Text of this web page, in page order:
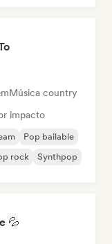
Música country
impacto
Pop bailable
rock Synthpop
💦